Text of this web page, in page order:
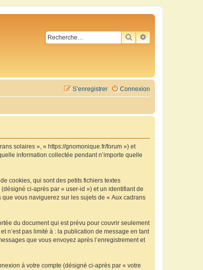
RECHERCHER
RECHERCHE
Connexion
S’enregistrer
solaires », « https://gnomonique.fr/forum ») et
information collectée pendant n’importe quelle
cookies, qui sont des petits fichiers textes
ci-après par « user-id ») et un identifiant de
vous naviguerez sur les sujets de « Aux cadrans
du document qui est prévu pour couvrir seulement
n’est pas limité à : la publication de message en tant
que vous envoyez après l’enregistrement et
à votre compte (désigné ci-après par « votre